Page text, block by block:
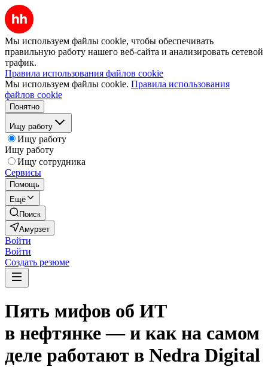
Мы используем файлы cookie, чтобы обеспечивать
правильную работу нашего веб-сайта и анализировать сетевой
трафик.
Правила использования файлов cookie
Мы используем файлы cookie. Правила использования
файлов cookie
Понятно
Ищу работу
Ищу работу
Ищу работу
Ищу сотрудника
Сервисы
Помощь
Ещё
Поиск
Амурзет
Войти
Войти
Создать резюме
Пять мифов об ИТ
в нефтянке — и как на самом
деле работают в Nedra Digital